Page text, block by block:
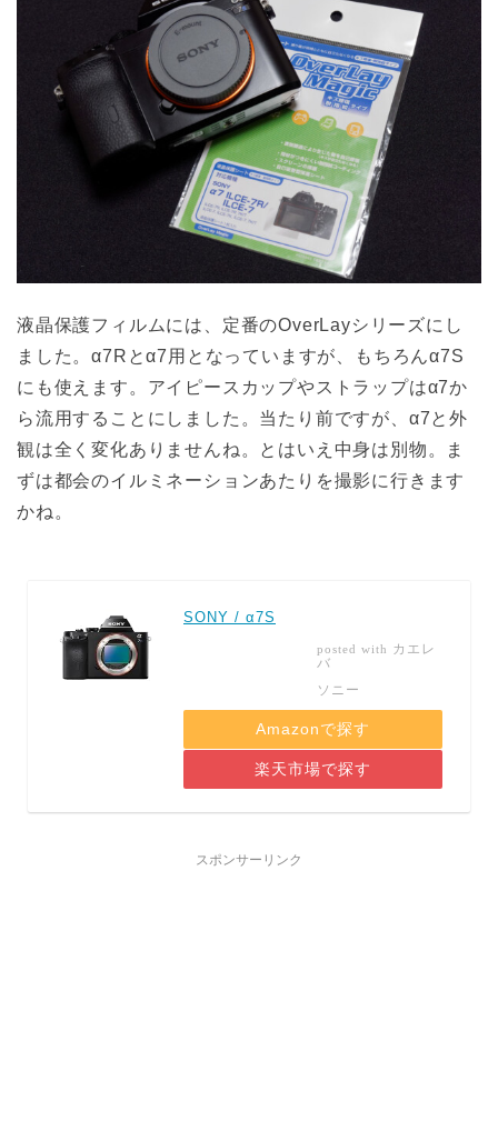
液晶保護フィルムには、定番のOverLayシリーズにし
ました。α7Rとα7用となっていますが、もちろんα7S
にも使えます。アイピースカップやストラップはα7か
ら流用することにしました。当たり前ですが、α7と外
観は全く変化ありませんね。とはいえ中身は別物。ま
ずは都会のイルミネーションあたりを撮影に行きます
かね。
SONY / α7S
posted with カエレ
バ
ソニー
Amazonで探す
楽天市場で探す
スポンサーリンク